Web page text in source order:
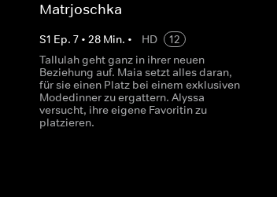
Matrjoschka
S1 Ep. 7• 28Min. • HD
12
Tallulah geht ganz in ihrer neuen
Beziehung auf. Maia setzt alles daran,
für sie einen Platz bei einem exklusiven
Modedinner zu ergattern. Alyssa
versucht, ihre eigene Favoritin zu
platzieren.